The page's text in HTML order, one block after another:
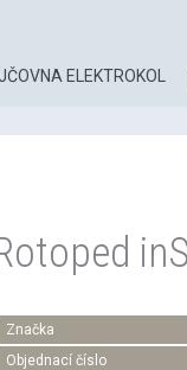
ELEKTROKOL
Značka
Objednací číslo